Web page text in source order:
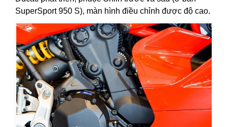
SuperSport 950 S), màn hình điều chỉnh được độ cao.